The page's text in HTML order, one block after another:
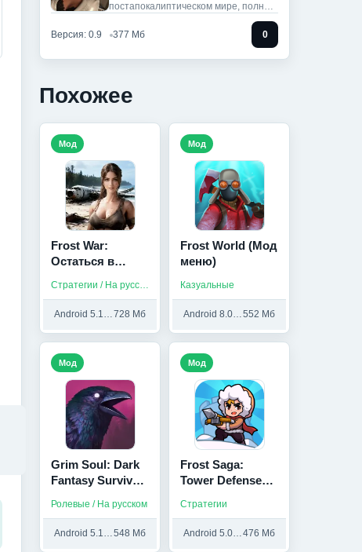
постапокалиптическом мире, полным
Версия: 0.9
377 Мб 0
Похожее
Frost War:
Остаться в
рекламы)
Стратегии / На русском
Android 5.1 и выше728 Мб
Мод
Frost World (Мод
меню)
Казуальные
Android 8.0 и выше552 Мб
Мод
Grim Soul: Dark
Fantasy Survival
Бесплатный
крафт)
Ролевые / На русском
Android 5.1 и выше548 Мб
Мод
Frost Saga:
Tower Defense
Стратегии
Android 5.0 и выше476 Мб
Мод